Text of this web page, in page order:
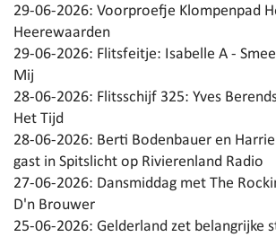
29-06-2026: Voorproefje Klompenpad
Heerewaarden
29-06-2026: Flitsfeitje: Isabelle A -
Mij
28-06-2026: Flitsschijf 325: Yves
Het Tijd
28-06-2026: Berti Bodenbauer en
gast in Spitslicht op Rivierenland Radio
27-06-2026: Dansmiddag met The
D'n Brouwer
25-06-2026: Gelderland zet belangrijke